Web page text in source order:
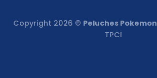
Copyright 2026 © Peluches Pokemon
TPCI